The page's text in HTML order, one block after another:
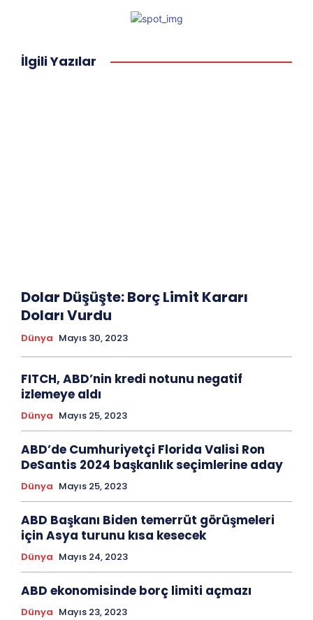
İlgili Yazılar
Dolar Düşüşte: Borç Limit Kararı
Doları Vurdu
Dünya Mayıs 30, 2023
FITCH, ABD’nin kredi notunu negatif
izlemeye aldı
Dünya Mayıs 25, 2023
ABD’de Cumhuriyetçi Florida Valisi Ron
DeSantis 2024 başkanlık seçimlerine aday
Dünya Mayıs 25, 2023
ABD Başkanı Biden temerrüt görüşmeleri
için Asya turunu kısa kesecek
Dünya Mayıs 24, 2023
ABD ekonomisinde borç limiti açmazı
Dünya Mayıs 23, 2023